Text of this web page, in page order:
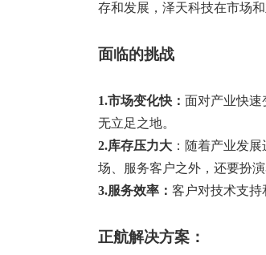
存和发展，泽天科技在市场
面临的挑战
1.市场变化快： 面对产业快速
无立足之地。
2.库存压力大 ：随着产业发
场、服务客户之外，还要扮
3.服务效率： 客户对技术支持
正航解决方案：